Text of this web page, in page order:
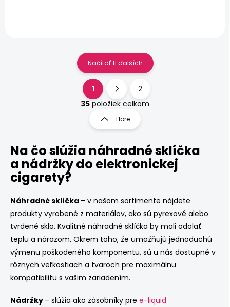
O
v
á
d
c
i
e
v
k
y
v
ý
p
i
s
u
Načítať 11 ďalších
S
t
r
á
k
o
v
i
e
1
2
35 položiek celkom
Hore
Na čo slúžia náhradné sklíčka
a nádržky do elektronickej
cigarety?
Náhradné sklíčka – v našom sortimente nájdete
produkty vyrobené z materiálov, ako sú pyrexové alebo
tvrdené sklo. Kvalitné náhradné sklíčka by mali odolať
teplu a nárazom. Okrem toho, že umožňujú jednoduchú
výmenu poškodeného komponentu, sú u nás dostupné v
rôznych veľkostiach a tvaroch pre maximálnu
kompatibilitu s vašim zariadením.
Nádržky – slúžia ako zásobníky pre e-liquid